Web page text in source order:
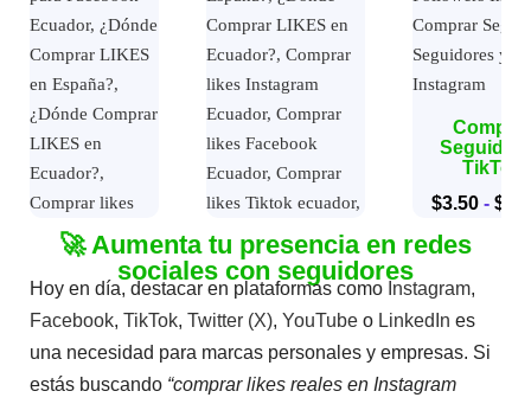
Comprar
Likes Tiktok
$2.60
Valorado con
20
(20)
Comprar
TikTok
$3.50 - $
Valorado con
base a
19
de clientes
🚀 Aumenta tu presencia en redes
sociales con seguidores
Hoy en día, destacar en plataformas como Instagram,
Facebook,TikTok,Twitter (X),YouTube o LinkedIn es
una necesidad para marcas personales y empresas. Si
estás buscando “comprar likes reales en Instagram